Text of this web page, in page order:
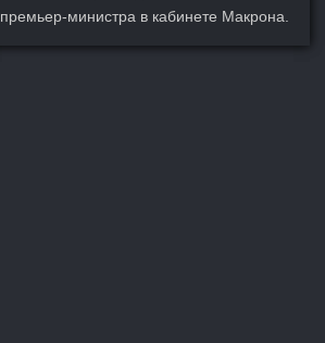
премьер-министра в кабинете Макрона.